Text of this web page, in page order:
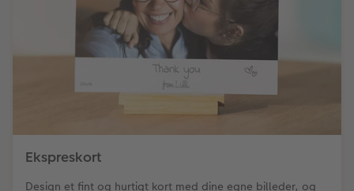
Ekspreskort
Design et fint og hurtigt kort med dine egne billeder, og